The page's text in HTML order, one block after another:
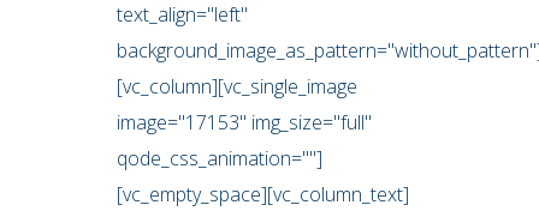
text_align="left"
[vc_column][vc_single_image
image="17153" img_size="full"
qode_css_animation=""]
[vc_empty_space][vc_column_text]